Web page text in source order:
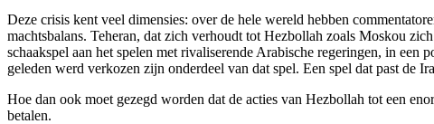
Deze crisis kent veel dimensies: over de hele wereld hebben
machtsbalans. Teheran, dat zich verhoudt tot Hezbollah zoals Moskou
schaakspel aan het spelen met rivaliserende Arabische regeringen, in
geleden werd verkozen zijn onderdeel van dat spel. Een spel dat past de
Hoe dan ook moet gezegd worden dat de acties van Hezbollah tot een
betalen.